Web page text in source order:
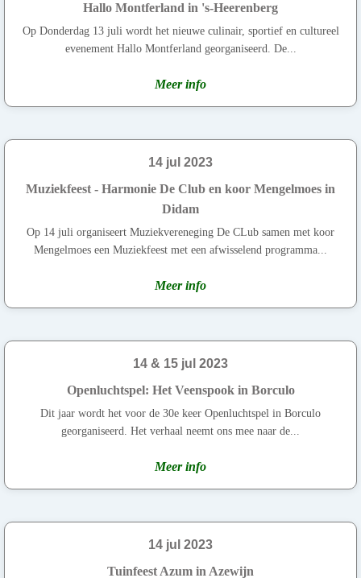
Hallo Montferland in 's-Heerenberg
Op Donderdag 13 juli wordt het nieuwe culinair, sportief en cultureel
evenement Hallo Montferland georganiseerd. De...
Meer info
14 jul 2023
Muziekfeest - Harmonie De Club en koor Mengelmoes in
Didam
Op 14 juli organiseert Muziekvereneging De CLub samen met koor
Mengelmoes een Muziekfeest met een afwisselend programma...
Meer info
14 & 15 jul 2023
Openluchtspel: Het Veenspook in Borculo
Dit jaar wordt het voor de 30e keer Openluchtspel in Borculo
georganiseerd. Het verhaal neemt ons mee naar de...
Meer info
14 jul 2023
Tuinfeest Azum in Azewijn